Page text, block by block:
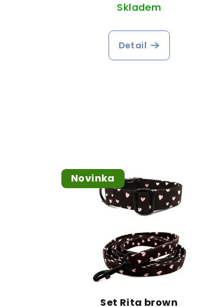
Skladem
Detail
Novinka
Set Rita brown